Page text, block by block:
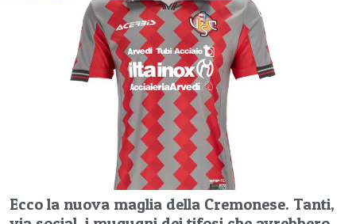
Ecco la nuova maglia della Cremonese. Tanti,